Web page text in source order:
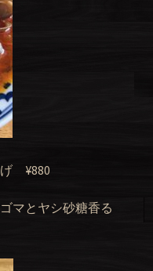
¥880
マとヤシ砂糖香る